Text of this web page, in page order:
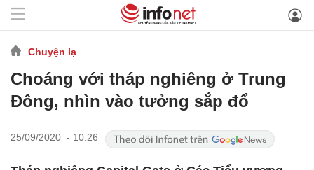
Chuyện lạ
Choáng với tháp nghiêng ở Trung
Đông, nhìn vào tưởng sắp đổ
25/09/2020 - 10:26